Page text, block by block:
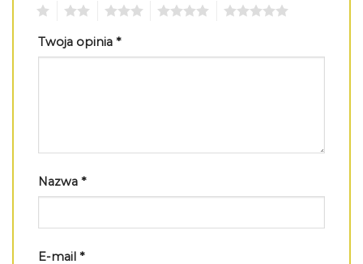
Twoja opinia *
Nazwa *
E-mail *